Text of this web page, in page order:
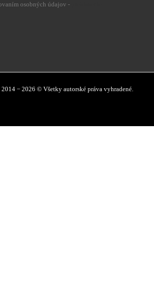
osobných údajov -
− 2026 © Všetky autorské práva vyhradené.